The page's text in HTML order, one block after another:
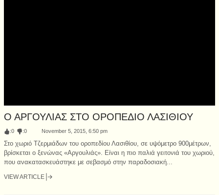
Ο ΑΡΓΟΥΛΙΑΣ ΣΤΟ ΟΡΟΠΕΔΙΟ ΛΑΣΙΘΙΟΥ
:0 :0 November 5, 2015, 6:50 pm
Στο χωριό Τζερμιάδων του οροπεδίου Λασιθίου, σε υψόμετρο 900μέτρων,
βρίσκεται ο ξενώνας «Αργουλιάς». Είναι η πιο παλιά γειτονιά του χωριού,
που ανακατασκευάστηκε με σεβασμό στην παραδοσιακή...
VIEW ARTICLE